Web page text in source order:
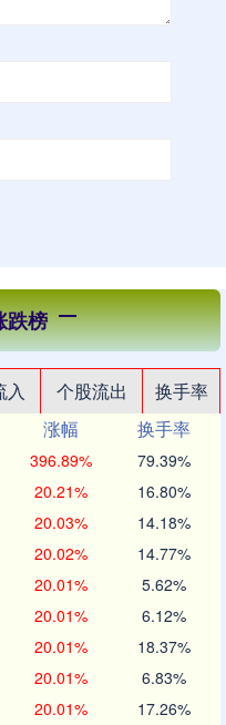
跌榜
入 个股流出
换手率
涨幅
换手率
396.89% 79.39%
20.21% 16.80%
20.03% 14.18%
20.02% 14.77%
20.01% 5.62%
20.01% 6.12%
20.01% 18.37%
20.01% 6.83%
20.01% 17.26%